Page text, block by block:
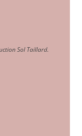
Sol Taillard.